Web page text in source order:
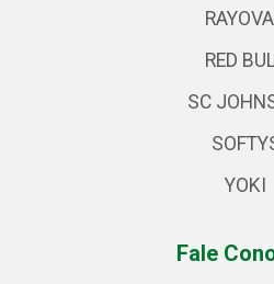
RED
SC
YOKI
Fale